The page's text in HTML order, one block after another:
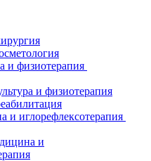
и физиотерапия
и физиотерапия
и иглорефлексотерапия
и